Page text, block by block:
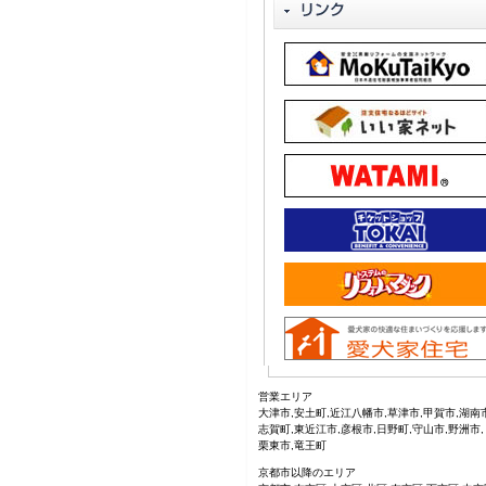
営業エリア
大津市,安土町,近江八幡市,草津市,甲賀市,湖南
志賀町,東近江市,彦根市,日野町,守山市,野洲市,
栗東市,竜王町
京都市以降のエリア